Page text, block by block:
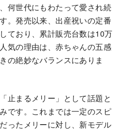
何世代にもわたって愛され続
。発売以来、出産祝いの定番
ており、累計販売台数は10万
気の理由は、赤ちゃんの五感
の絶妙なバランスにありま
止まるメリー」として話題と
です。これまでは一定のスピ
ったメリーに対し、新モデル